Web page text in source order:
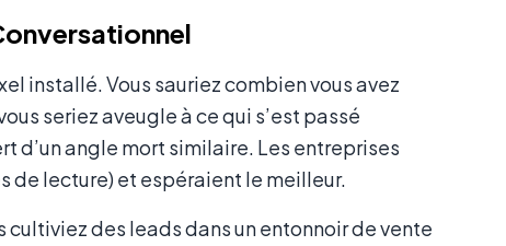
installé. Vous sauriez combien vous avez
seriez aveugle à ce qui s’est passé
d’un angle mort similaire. Les entreprises
de lecture) et espéraient le meilleur.
des leads dans un entonnoir de vente